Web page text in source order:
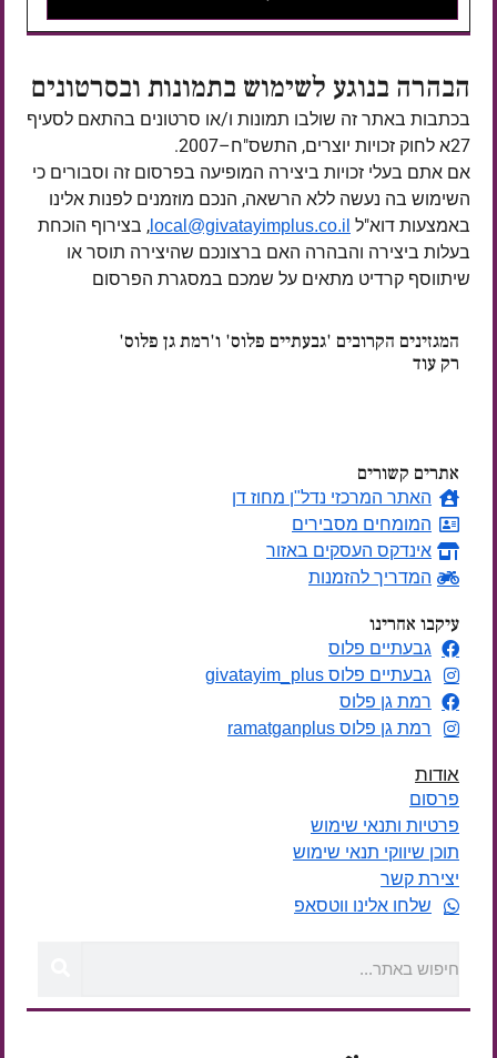
הבהרה בנוגע לשימוש בתמונות ובסרטונים
בכתבות באתר זה שולבו תמונות ו/או סרטונים בהתאם לסעיף
27א לחוק זכויות יוצרים, התשס"ח–2007.
אם אתם בעלי זכויות ביצירה המופיעה בפרסום זה וסבורים כי
השימוש בה נעשה ללא הרשאה, הנכם מוזמנים לפנות אלינו
באמצעות דוא"ל local@givatayimplus.co.il , בצירוף הוכחת
בעלות ביצירה והבהרה האם ברצונכם שהיצירה תוסר או
שיתווסף קרדיט מתאים על שמכם במסגרת הפרסום
המגזינים הקרובים 'גבעתיים פלוס' ו'רמת גן פלוס'
רק עוד
אתרים קשורים
האתר המרכזי נדל"ן מחוז דן
המומחים מסבירים
אינדקס העסקים באזור
המדריך להזמנות
עיקבו אחרינו
גבעתיים פלוס
גבעתיים פלוס givatayim_plus
רמת גן פלוס
רמת גן פלוס ramatganplus
אודות
פרסום
פרטיות ותנאי שימוש
תוכן שיווקי תנאי שימוש
יצירת קשר
שלחו אלינו ווטסאפ